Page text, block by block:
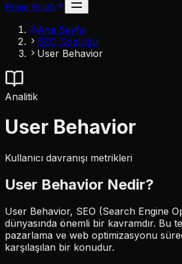
Proje Briefi
Ana Sayfa
SEO Sözlüğü
User Behavior
Analitik
User Behavior
Kullanıcı davranışı metrikleri
User Behavior Nedir?
User Behavior, SEO (Search Engine
dünyasında önemli bir kavramdır. Bu
pazarlama ve web optimizasyonu
karşılaşılan bir konudur.